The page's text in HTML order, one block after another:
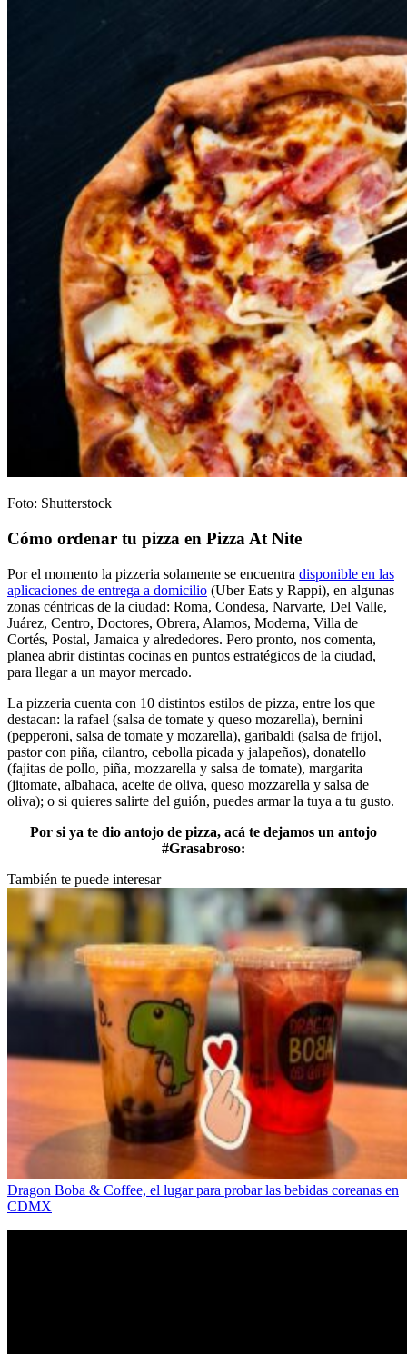
Foto: Shutterstock
Cómo ordenar tu pizza en Pizza At Nite
Por el momento la pizzeria solamente se encuentra disponible en las
aplicaciones de entrega a domicilio (Uber Eats y Rappi), en algunas
zonas céntricas de la ciudad: Roma, Condesa, Narvarte, Del Valle,
Juárez, Centro, Doctores, Obrera, Alamos, Moderna, Villa de
Cortés, Postal, Jamaica y alrededores. Pero pronto, nos comenta,
planea abrir distintas cocinas en puntos estratégicos de la ciudad,
para llegar a un mayor mercado.
La pizzeria cuenta con 10 distintos estilos de pizza, entre los que
destacan: la rafael (salsa de tomate y queso mozarella), bernini
(pepperoni, salsa de tomate y mozarella), garibaldi (salsa de frijol,
pastor con piña, cilantro, cebolla picada y jalapeños), donatello
(fajitas de pollo, piña, mozzarella y salsa de tomate), margarita
(jitomate, albahaca, aceite de oliva, queso mozzarella y salsa de
oliva); o si quieres salirte del guión, puedes armar la tuya a tu gusto.
Por si ya te dio antojo de pizza, acá te dejamos un antojo
#Grasabroso:
También te puede interesar
Dragon Boba & Coffee, el lugar para probar las bebidas coreanas en
CDMX